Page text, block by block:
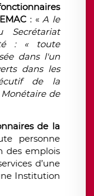
: « A le
Secrétariat
: « toute
dans l'un
dans les
de la
de
de la
personne
des emplois
d’une
Institution